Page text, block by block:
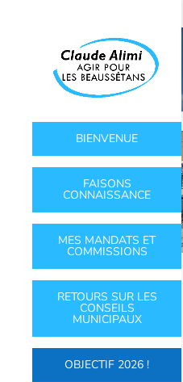
BIENVENUE
FAISONS
CONNAISSANCE
MES MANDATS ET
COMMISSIONS
RETOURS SUR LES
CONSEILS
MUNICIPAUX
OBJECTIF 2026 !